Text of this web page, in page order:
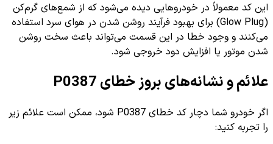
این کد معمولاً در خودروهایی دیده می‌شود که از شمع‌های گرم‌کن
(Glow Plug) برای بهبود فرآیند روشن شدن در هوای سرد استفاده
می‌کنند و وجود خطا در این قسمت می‌تواند باعث سخت روشن
شدن موتور یا افزایش دود خروجی شود.
علائم و نشانه‌های بروز خطای P0387
اگر خودرو شما دچار کد خطای P0387 شود، ممکن است علائم زیر
را تجربه کنید: